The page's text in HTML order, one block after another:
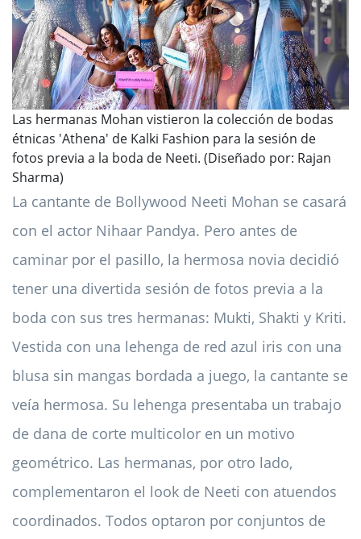
Las hermanas Mohan vistieron la colección de bodas
étnicas 'Athena' de Kalki Fashion para la sesión de
fotos previa a la boda de Neeti. (Diseñado por: Rajan
Sharma)
La cantante de Bollywood Neeti Mohan se casará
con el actor Nihaar Pandya. Pero antes de
caminar por el pasillo, la hermosa novia decidió
tener una divertida sesión de fotos previa a la
boda con sus tres hermanas: Mukti, Shakti y Kriti.
Vestida con una lehenga de red azul iris con una
blusa sin mangas bordada a juego, la cantante se
veía hermosa. Su lehenga presentaba un trabajo
de dana de corte multicolor en un motivo
geométrico. Las hermanas, por otro lado,
complementaron el look de Neeti con atuendos
coordinados. Todos optaron por conjuntos de